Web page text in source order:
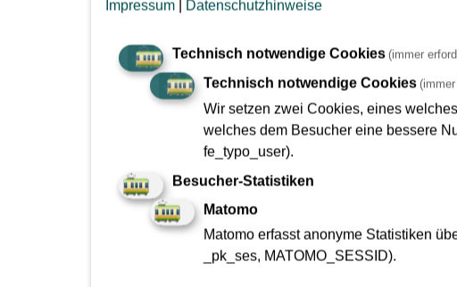
Warum sind verlängerte Arbeitszeiten
Tagsüber finden die Arbeiten zur Herstellung der
können, finden die Reinigungsarbeiten erst statt,
zu verbessern bzw. herzustellen.
Kontakt bei Fragen zum Projekt,
Impressum | Datenschutzhinweise
Technisch notwendige Cookies (immer
Technisch notwendige Cookies
Wir setzen zwei Cookies, eines
welches dem Besucher eine bessere
fe_typo_user).
Besucher-Statistiken
Matomo
Matomo erfasst anonyme Statistiken
_pk_ses, MATOMO_SESSID).